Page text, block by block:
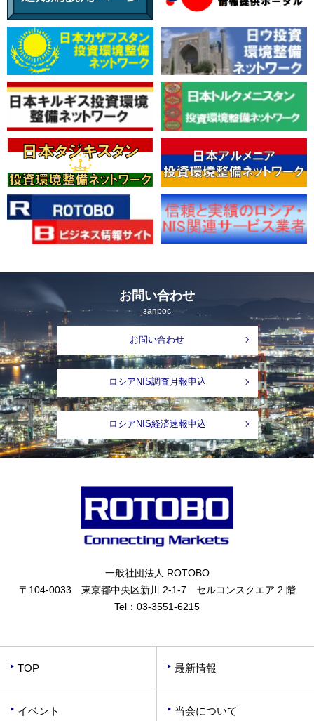
お問い合わせ
запрос
お問い合わせ
ロシアNIS調査月報申込
ロシアNIS経済速報申込
一般社団法人 ROTOBO
〒104-0033 東京都中央区新川 2-1-7 セルコンスクエア 2 階
Tel： 03-3551-6215
TOP 最新情報
イベント 当会について